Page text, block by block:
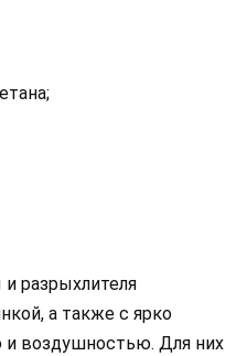
разрыхлителя
а также с ярко
воздушностью. Для них